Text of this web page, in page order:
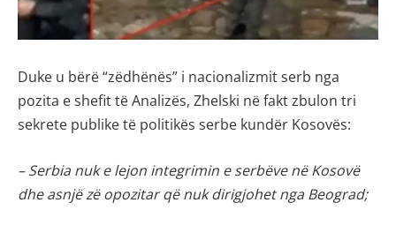
Duke u bërë “zëdhënës” i nacionalizmit serb nga
pozita e shefit të Analizës, Zhelski në fakt zbulon tri
sekrete publike të politikës serbe kundër Kosovës:
– Serbia nuk e lejon integrimin e serbëve në Kosovë
dhe asnjë zë opozitar që nuk dirigjohet nga Beograd;